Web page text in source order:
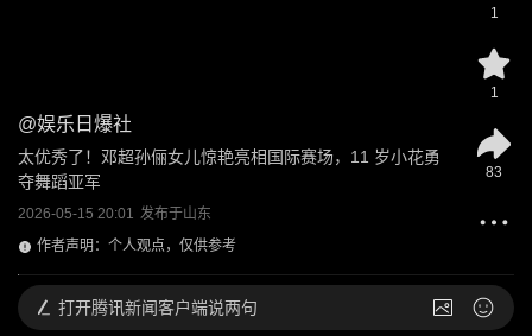
@娱乐日爆社
太优秀了！邓超孙俪女儿惊艳亮相国际赛场，11 岁小花勇
夺舞蹈亚军
2026-05-15 20:01 发布于山东
作者声明：个人观点，仅供参考
1
1
83
打开腾讯新闻客户端说两句